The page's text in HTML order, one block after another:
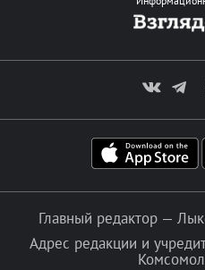
Главный редактор —
Адрес редакции и